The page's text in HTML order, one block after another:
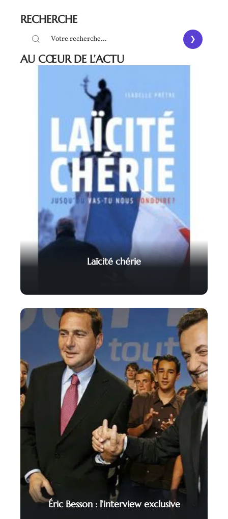
RECHERCHE
AU CŒUR DE L’ACTU
Laïcité chérie
Éric Besson : l’interview exclusive